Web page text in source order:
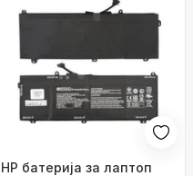
HP батерија за лаптоп